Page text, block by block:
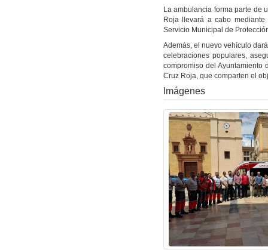
La ambulancia forma parte de
Roja llevará a cabo
Servicio Municipal de
Además, el nuevo vehículo
celebraciones populares,
compromiso del
Cruz Roja, que comparten el
Imágenes